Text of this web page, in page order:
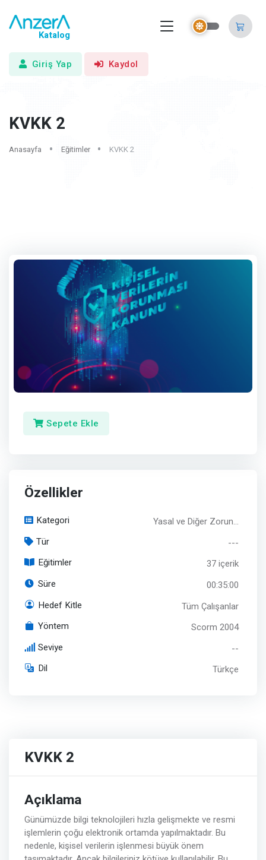
Katalog
Giriş Yap Kaydol
KVKK 2
Anasayfa Eğitimler KVKK 2
Sepete Ekle
Özellikler
Kategori Yasal ve Diğer Zorun...
Tür ---
Eğitimler 37 içerik
Süre 00:35:00
Hedef Kitle Tüm Çalışanlar
Yöntem Scorm 2004
Seviye --
Dil Türkçe
KVKK 2
Açıklama
Günümüzde bilgi teknolojileri hızla gelişmekte ve resmi
işlemlerin çoğu elektronik ortamda yapılmaktadır. Bu
nedenle, kişisel verilerin işlenmesi büyük önem